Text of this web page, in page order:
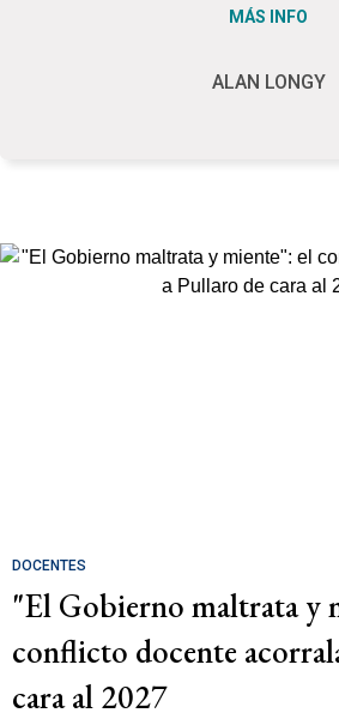
MÁS INFO
ALAN LONGY
DOCENTES
"El Gobierno maltrata y
conflicto docente
cara al 2027